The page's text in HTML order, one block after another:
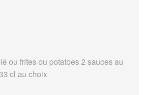
ou frites ou potatoes 2 sauces au
cl au choix